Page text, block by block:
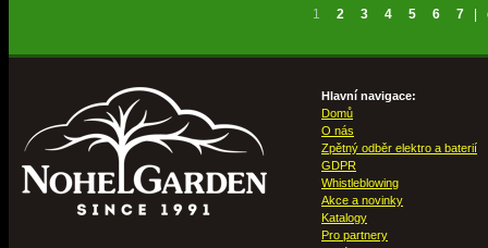
1 2 3 4 5 6 7
Hlavní navigace:
Domů
O nás
Zpětný odběr elektro a baterií
GDPR
Whistleblowing
Akce a novinky
Katalogy
Pro partnery